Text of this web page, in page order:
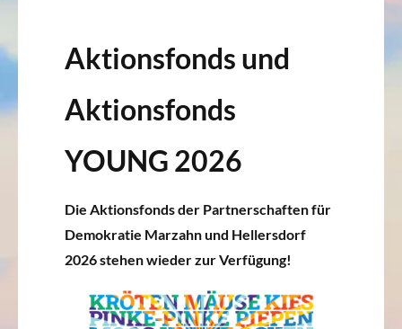
Aktionsfonds und
Aktionsfonds
YOUNG 2026
Die Aktionsfonds der Partnerschaften für
Demokratie Marzahn und Hellersdorf
2026 stehen wieder zur Verfügung!